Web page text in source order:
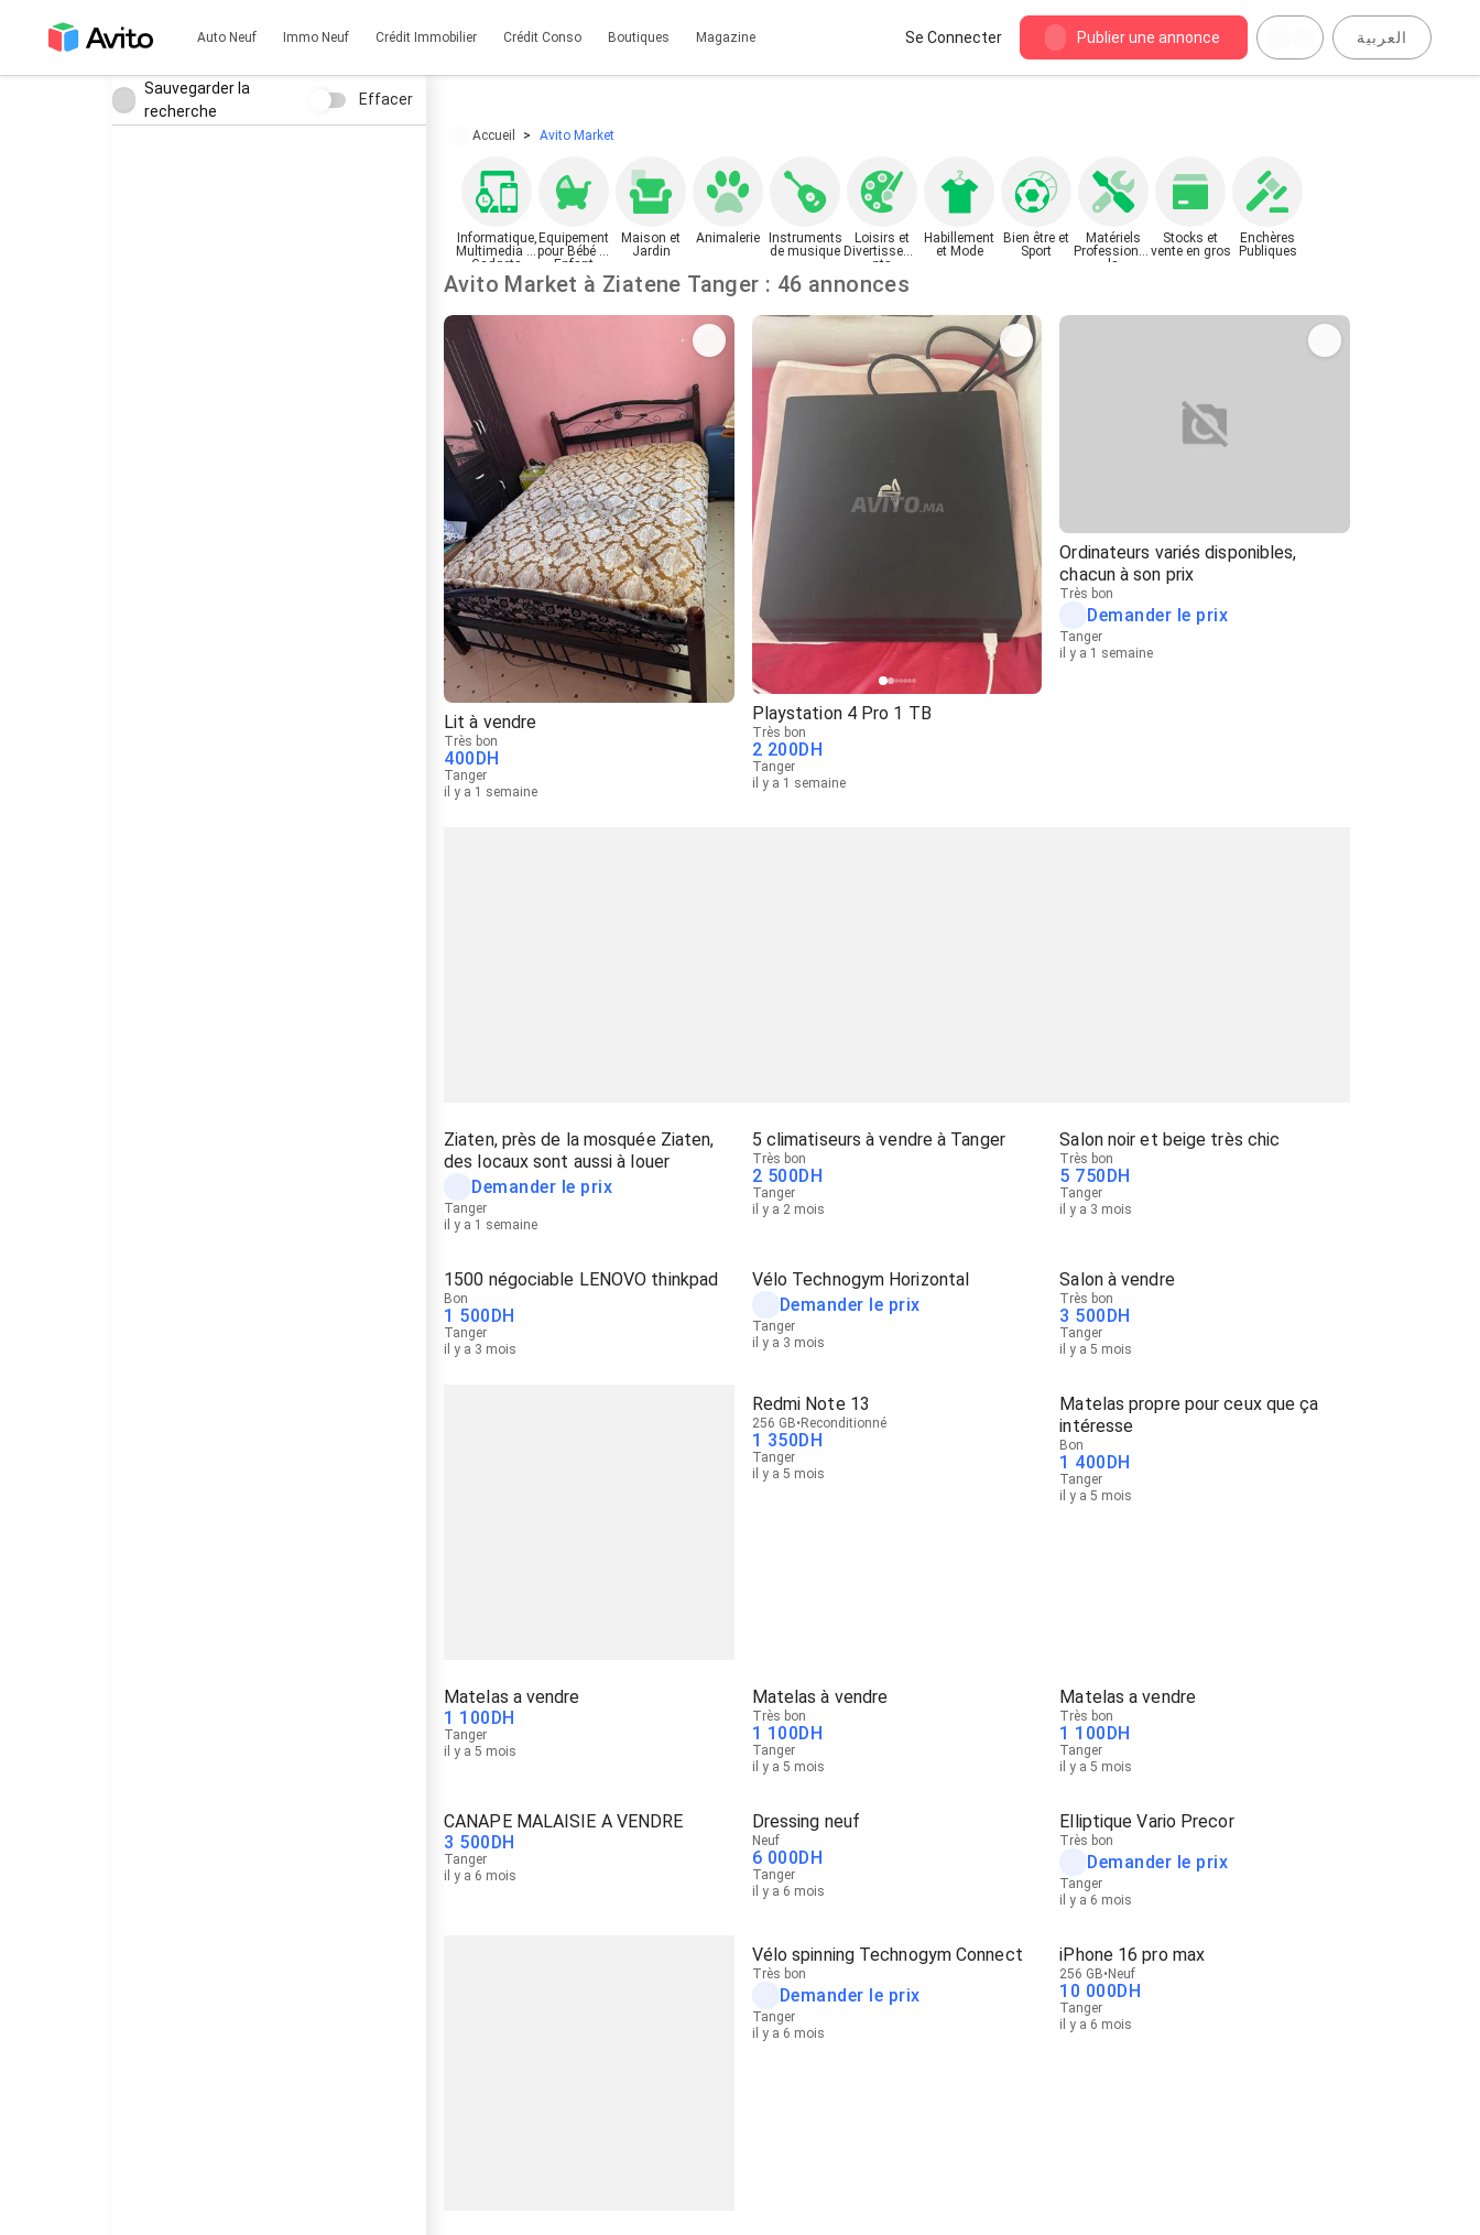
Auto Neuf Immo Neuf Crédit Immobilier Crédit Conso Boutiques Magazine Se Connecter Publier une annonce العربية
Sauvegarder la
recherche
Effacer
Accueil Avito Market
Informatique,
Multimedia et
Gadgets
Equipement
pour Bébé et
Enfant
Maison et
Jardin
Animalerie
Instruments
de musique
Loisirs et
Divertisseme
nts
Habillement
et Mode
Bien être et
Sport
Matériels
Professionne
ls
Stocks et
vente en gros
Enchères
Publiques
Avito Market à Ziatene Tanger : 46 annonces
Lit à vendre
Très bon
400DH
Tanger
il y a 1 semaine
Playstation 4 Pro 1 TB
Très bon
2 200DH
Tanger
il y a 1 semaine
Ordinateurs variés disponibles,
chacun à son prix
Très bon
Demander le prix
Tanger
il y a 1 semaine
Ziaten, près de la mosquée Ziaten,
des locaux sont aussi à louer
Demander le prix
Tanger
il y a 1 semaine
5 climatiseurs à vendre à Tanger
Très bon
2 500DH
Tanger
il y a 2 mois
Salon noir et beige très chic
Très bon
5 750DH
Tanger
il y a 3 mois
1500 négociable LENOVO thinkpad
Bon
1 500DH
Tanger
il y a 3 mois
Vélo Technogym Horizontal
Demander le prix
Tanger
il y a 3 mois
Salon à vendre
Très bon
3 500DH
Tanger
il y a 5 mois
Redmi Note 13
256 GB Reconditionné
1 350DH
Tanger
il y a 5 mois
Matelas propre pour ceux que ça
intéresse
Bon
1 400DH
Tanger
il y a 5 mois
Matelas a vendre
1 100DH
Tanger
il y a 5 mois
Matelas à vendre
Très bon
1 100DH
Tanger
il y a 5 mois
Matelas a vendre
Très bon
1 100DH
Tanger
il y a 5 mois
CANAPE MALAISIE A VENDRE
3 500DH
Tanger
il y a 6 mois
Dressing neuf
Neuf
6 000DH
Tanger
il y a 6 mois
Elliptique Vario Precor
Très bon
Demander le prix
Tanger
il y a 6 mois
Vélo spinning Technogym Connect
Très bon
Demander le prix
Tanger
il y a 6 mois
iPhone 16 pro max
256 GB Neuf
10 000DH
Tanger
il y a 6 mois